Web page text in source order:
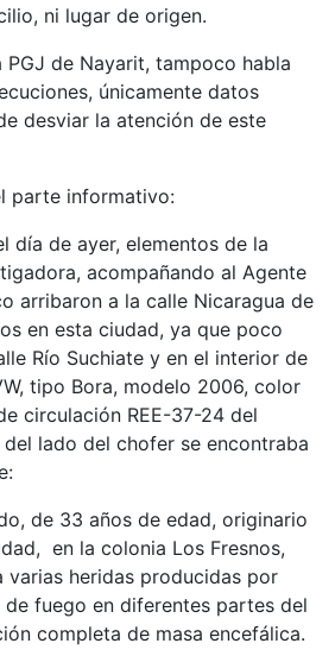
ni lugar de origen.
de Nayarit, tampoco habla
únicamente datos
desviar la atención de este
parte informativo:
día de ayer, elementos de la
acompañando al Agente
arribaron a la calle Nicaragua de
en esta ciudad, ya que poco
Río Suchiate y en el interior de
tipo Bora, modelo 2006, color
circulación REE-37-24 del
lado del chofer se encontraba
de 33 años de edad, originario
en la colonia Los Fresnos,
varias heridas producidas por
fuego en diferentes partes del
completa de masa encefálica.